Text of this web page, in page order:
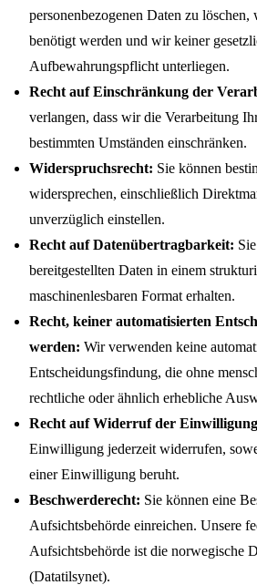
personenbezogenen Daten zu löschen,
benötigt werden und wir keiner
Aufbewahrungspflicht unterliegen.
Recht auf Einschränkung der
verlangen, dass wir die Verarbeitung
bestimmten Umständen einschränken.
Widerspruchsrecht: Sie können
widersprechen, einschließlich
unverzüglich einstellen.
Recht auf Datenübertragbarkeit:
bereitgestellten Daten in einem
maschinenlesbaren Format erhalten.
Recht, keiner automatisierten
werden: Wir verwenden keine
Entscheidungsfindung, die ohne
rechtliche oder ähnlich erhebliche
Recht auf Widerruf der
Einwilligung jederzeit widerrufen,
einer Einwilligung beruht.
Beschwerderecht: Sie können eine
Aufsichtsbehörde einreichen. Unsere
Aufsichtsbehörde ist die norwegische
(Datatilsynet).